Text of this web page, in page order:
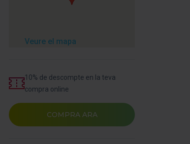
Veure el mapa
10% de descompte en la teva
compra online
COMPRA ARA